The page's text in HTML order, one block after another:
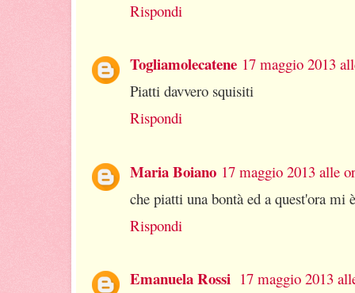
Rispondi
Togliamolecatene 17 maggio 2013
Piatti davvero squisiti
Rispondi
Maria Boiano 17 maggio 2013 alle
che piatti una bontà ed a quest'ora mi
Rispondi
Emanuela Rossi 17 maggio 2013